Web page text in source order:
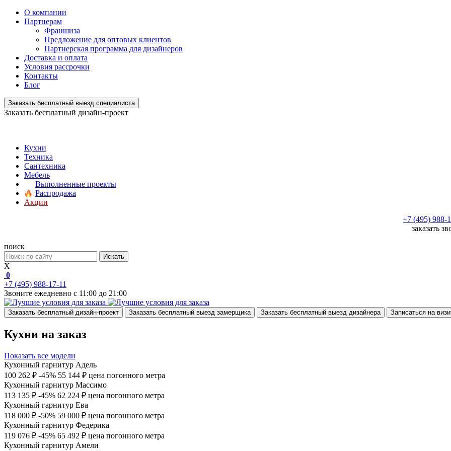
О компании
Партнерам
Франшиза
Предложение для оптовых клиентов
Партнерская программа для дизайнеров
Доставка и оплата
Условия рассрочки
Контакты
Блог
Заказать бесплатный выезд специалиста
Заказать бесплатный дизайн-проект
Кухни
Техника
Сантехника
Мебель
Выполненные проекты
Распродажа
Акции
+7 (495) 988-
заказать
поиск
Искать
X
0
+7 (495) 988-17-11
Звоните ежедневно с 11:00 до 21:00
Заказать бесплатный дизайн-проект Заказать бесплатный выезд замерщика Заказать бесплатный выезд дизайнера Записаться на
Кухни на заказ
Показать все модели
Кухонный гарнитур Адель
100 262 ₽ -45% 55 144 ₽ цена погонного метра
Кухонный гарнитур Массимо
113 135 ₽ -45% 62 224 ₽ цена погонного метра
Кухонный гарнитур Ева
118 000 ₽ -50% 59 000 ₽ цена погонного метра
Кухонный гарнитур Федерика
119 076 ₽ -45% 65 492 ₽ цена погонного метра
Кухонный гарнитур Амели